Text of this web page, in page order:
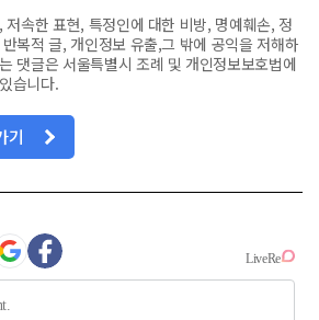
속한 표현, 특정인에 대한 비방, 명예훼손, 정
복적 글, 개인정보 유출,그 밖에 공익을 저해하
댓글은 서울특별시 조례 및 개인정보보호법에
습니다.
기